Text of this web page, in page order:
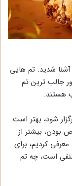
آشنا شدید. تم هایی
جالب ترین تم
هستند.
برگزار شود، بهتر است
بودن، بیشتر از
کردیم، برای
منفی است، چه تم